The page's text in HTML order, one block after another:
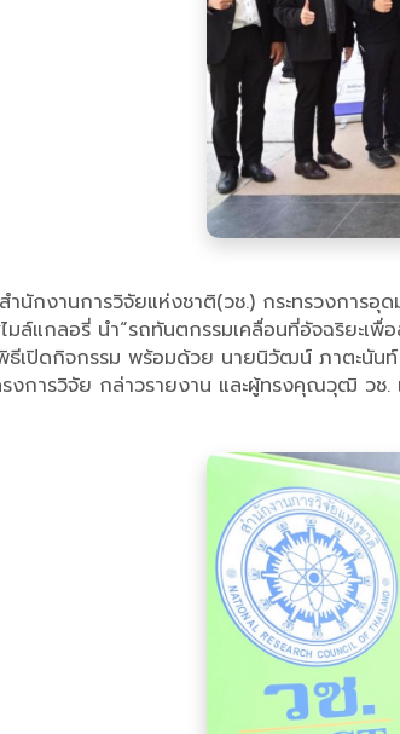
กงานการวิจัยแห่งชาติ(วช.) กระทรวงการ
ล์แกลอรี่ นำ“รถทันตกรรมเคลื่อนที่อัจฉริยะเ
พิธีเปิดกิจกรรม พร้อมด้วย นายนิวัฒน์ ภาตะนั
รงการวิจัย กล่าวรายงาน และผู้ทรงคุณวุฒิ วช